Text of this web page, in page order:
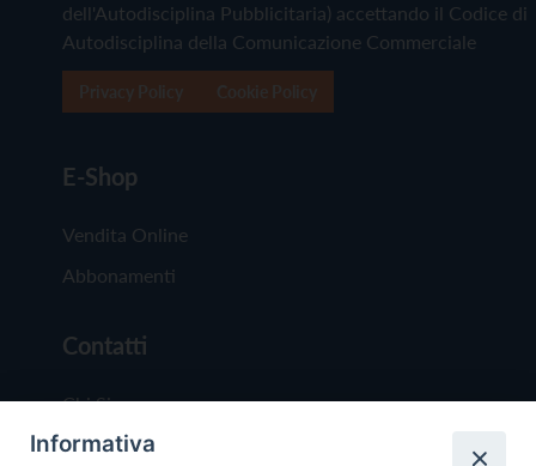
dell'Autodisciplina Pubblicitaria) accettando il Codice di
Autodisciplina della Comunicazione Commerciale
E-Shop
Vendita Online
Abbonamenti
Contatti
Chi Siamo
Redazione
Informativa